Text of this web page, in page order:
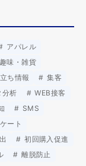
アパレル
味・雑貨
ち情報
集客
分析
WEB接客
SMS
ート
初回購入促進
離脱防止